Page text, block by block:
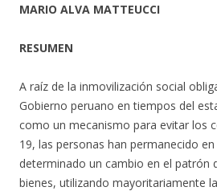
MARIO ALVA MATTEUCCI
RESUMEN
A raíz de la inmovilización social
Gobierno peruano en tiempos del
como un mecanismo para evitar los
19, las personas han permanecido
determinado un cambio en el patrón
bienes, utilizando mayoritariamente